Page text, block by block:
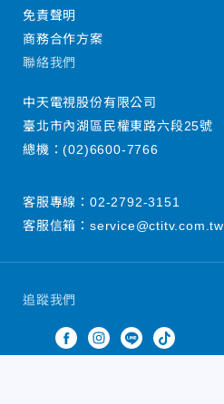
追蹤我們
免責聲明
商務合作方案
聯絡我們
中天電視股份有限公司
臺北市內湖區民權東路六段25號
總機：(02)6600-7766
客服專線： 02-2792-3151
客服信箱： service@ctitv.com.tw